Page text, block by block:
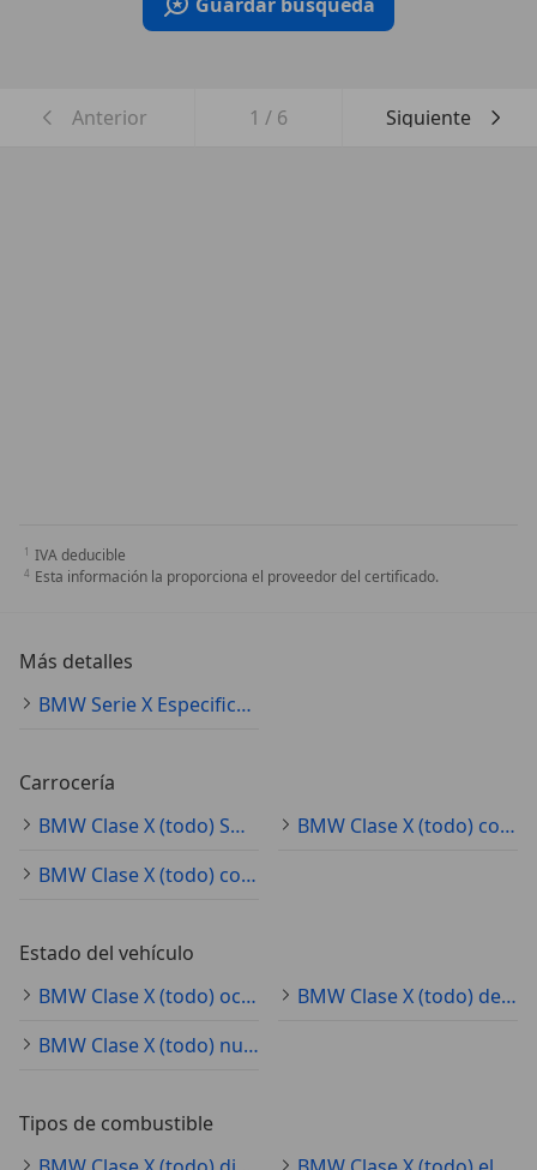
Anterior 1 / 6 Siguiente
IVA deducible
Esta información la proporciona el proveedor del certificado.
Más detalles
BMW Serie X Especificaciones técnicas
Carrocería
BMW Clase X (todo) SUV/4x4/pickup
BMW Clase X (todo) coupé
BMW Clase X (todo) coche pequeño
Estado del vehículo
BMW Clase X (todo) ocasión
BMW Clase X (todo) demostración
BMW Clase X (todo) nuevo
Tipos de combustible